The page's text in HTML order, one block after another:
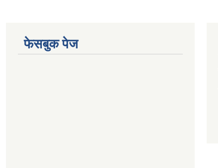
फेसबुक पेज